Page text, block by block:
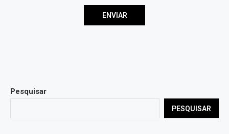
Pesquisar
PESQUISAR